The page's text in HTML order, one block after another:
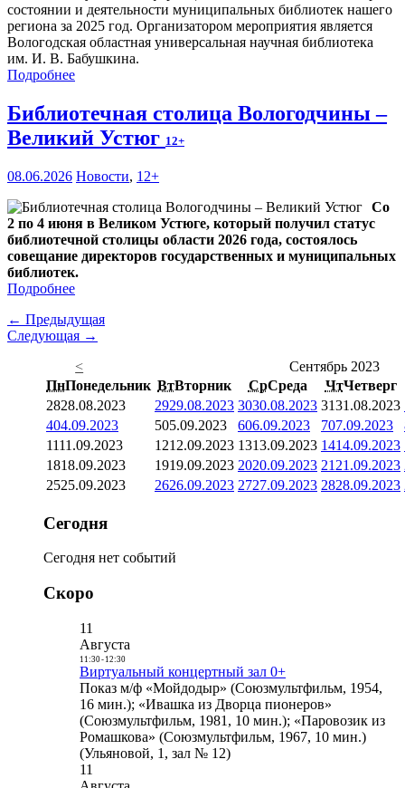
состоянии и деятельности муниципальных библиотек нашего
региона за 2025 год. Организатором мероприятия является
Вологодская областная универсальная научная библиотека
им. И. В. Бабушкина.
Подробнее
Библиотечная столица Вологодчины –
Великий Устюг 12+
08.06.2026 Новости, 12+
Со
2 по 4 июня в Великом Устюге, который получил статус
библиотечной столицы области 2026 года, состоялось
совещание директоров государственных и муниципальных
библиотек.
Подробнее
← Предыдущая
Следующая →
<
Сентябрь 2023
ПнПонедельник ВтВторник СрСреда ЧтЧетверг
2828.08.2023 2929.08.2023 3030.08.2023 3131.08.2023
404.09.2023 505.09.2023 606.09.2023 707.09.2023
1111.09.2023 1212.09.2023 1313.09.2023 1414.09.2023
1818.09.2023 1919.09.2023 2020.09.2023 21 21.09.2023
2525.09.2023 2626.09.2023 2727.09.2023 2828.09.2023
Сегодня
Сегодня нет событий
Скоро
11
Августа
11:30- 12:30
Виртуальный концертный зал 0+
Показ м/ф «Мойдодыр» (Союзмультфильм, 1954,
16 мин.); «Ивашка из Дворца пионеров»
(Союзмультфильм, 1981, 10 мин.); «Паровозик из
Ромашкова» (Союзмультфильм, 1967, 10 мин.)
(Ульяновой, 1, зал № 12)
11